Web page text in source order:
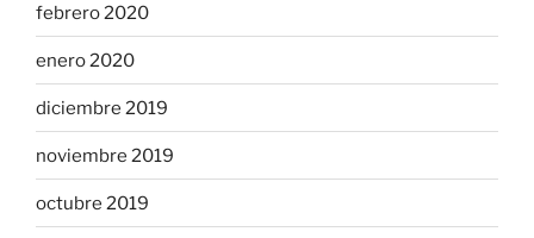
febrero 2020
enero 2020
diciembre 2019
noviembre 2019
octubre 2019